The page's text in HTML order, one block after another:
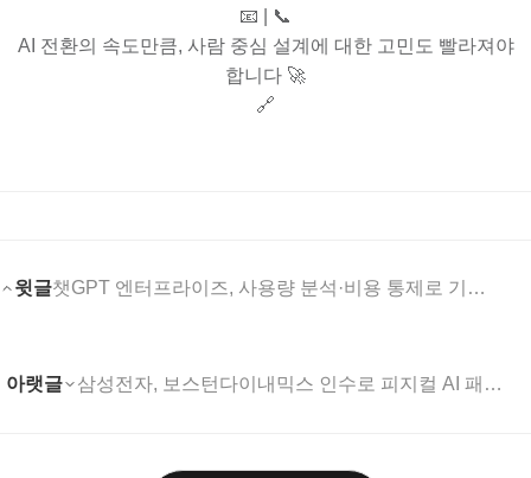
📧 | 📞
AI 전환의 속도만큼, 사람 중심 설계에 대한 고민도 빨라져야
합니다 🚀
🔗
윗글 챗GPT 엔터프라이즈, 사용량 분석·비용 통제로 기업 ....
삼성전자, 보스턴다이내믹스 인수로 피지컬 AI 패권 잡....
아랫글